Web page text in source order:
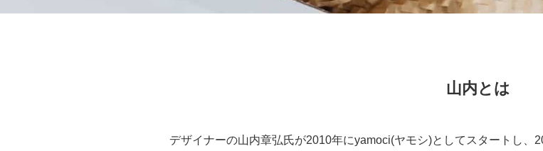
山内とは
デザイナーの山内章弘氏が2010年にyamoci(ヤモシ)としてスタートし、